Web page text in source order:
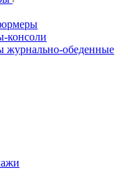
консоли
журнально-обеденные